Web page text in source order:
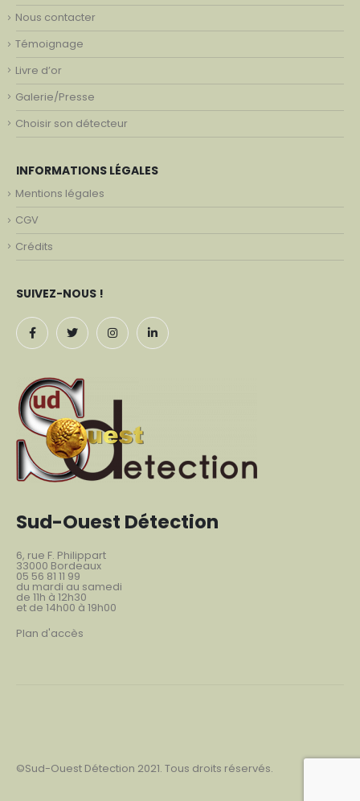
Nous contacter
Témoignage
Livre d’or
Galerie/Presse
Choisir son détecteur
INFORMATIONS LÉGALES
Mentions légales
CGV
Crédits
SUIVEZ-NOUS !
Sud-Ouest Détection
6, rue F. Philippart
33000 Bordeaux
05 56 81 11 99
du mardi au samedi
de 11h à 12h30
et de 14h00 à 19h00
Plan d'accès
©Sud-Ouest Détection 2021. Tous droits réservés.